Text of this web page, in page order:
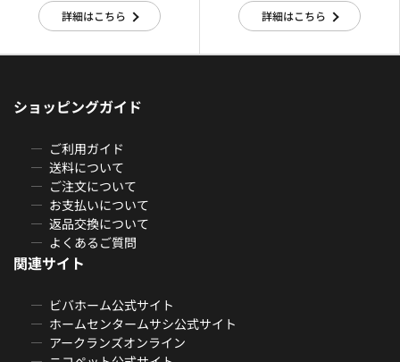
詳細はこちら 詳細はこちら
ショッピングガイド
ご利用ガイド
送料について
ご注文について
お支払いについて
返品交換について
よくあるご質問
関連サイト
ビバホーム公式サイト
ホームセンタームサシ公式サイト
アークランズオンライン